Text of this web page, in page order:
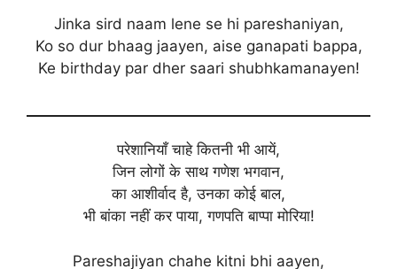
Jinka sird naam lene se hi pareshaniyan,
Ko so dur bhaag jaayen, aise ganapati bappa,
Ke birthday par dher saari shubhkamanayen!
परेशानियाँ चाहे कितनी भी आयें,
जिन लोगों के साथ गणेश भगवान,
का आशीर्वाद है, उनका कोई बाल,
भी बांका नहीं कर पाया, गणपति बाप्पा मोरिया!
Pareshajiyan chahe kitni bhi aayen,